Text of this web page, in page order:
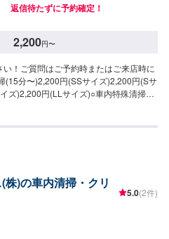
返信待たずに予約確定！
2,200円〜
！ご質問はご予約時またはご来店時に
(15分〜)2,200円(SSサイズ)2,200円(Sサ
ズ)2,200円(LLサイズ)○車内特殊清掃
)の車内清掃・クリ
5.0(2件)